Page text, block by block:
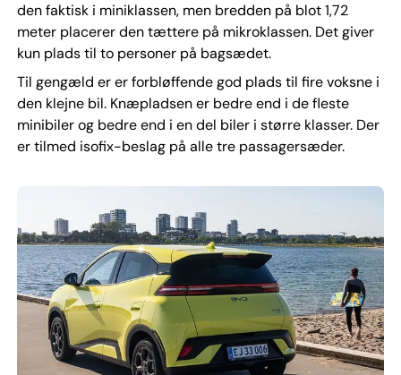
den faktisk i miniklassen, men bredden på blot 1,72
meter placerer den tættere på mikroklassen. Det giver
kun plads til to personer på bagsædet.
Til gengæld er er forbløffende god plads til fire voksne i
den klejne bil. Knæpladsen er bedre end i de fleste
minibiler og bedre end i en del biler i større klasser. Der
er tilmed isofix-beslag på alle tre passagersæder.